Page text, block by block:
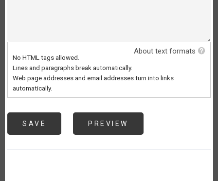
About text formats
No HTML tags allowed.
Lines and paragraphs break automatically.
Web page addresses and email addresses turn into links
automatically.